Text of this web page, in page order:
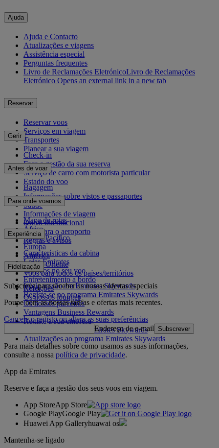
Ajuda
Ajuda e Contacto
Atualizações e viagens
Assistência especial
Perguntas frequentes
Livro de Reclamações EletrónicoLivro de Reclamações
Eletrónico Opens an external link in a new tab
Reservar
Reservar voos
Serviços em viagem
Transportes
Planear a sua viagem
Gerir
Check-in
Faça a gestão da sua reserva
Serviço de carro com motorista particular
Estado do voo
Antes de voar
Bagagem
Informações sobre vistos e passaportes
Saúde
Informações de viagem
Dubai Internacional
De e para o aeroporto
Regras e avisos
Para onde voamos
Mapa de rotas
África
Ásia e Pacífico
Europa
América
Médio Oriente
Voos para todos os países/territórios
Experiência
Características da cabina
Lojas Emirates
Serviços no seu voo
Entretenimento a bordo
Refeições
Os nossos lounges
Fidelização
Inicie sessão em Emirates Skywards
Registe-se no programa Emirates Skywards
Os nossos parceiros
Vantagens Business Rewards
Registe a sua empresa
Regras do programa Emirates Skywards
Atualizações ao programa Emirates Skywards
Subscreva para receber as nossas ofertas especiais
Poupe com as nossas tarifas e ofertas mais recentes.
Cancele o registo ou altere as suas preferências
Endereço de e-mail
Subscrever
Para mais detalhes sobre como usamos as suas informações,
consulte a nossa política de privacidade.
App da Emirates
Reserve e faça a gestão dos seus voos em viagem.
App StoreApp Store
Google PlayGoogle Play
Huawei App Galleryhuawai os
Mantenha-se ligado